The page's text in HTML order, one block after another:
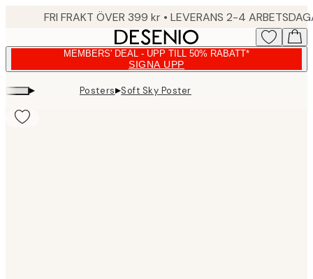
FRI FRAKT ÖVER 399 kr • LEVERANS 2-4
MEMBERS' DEAL - UPP TILL 50% RABATT*
SIGNA UPP
▸ Posters▸Soft Sky Poster